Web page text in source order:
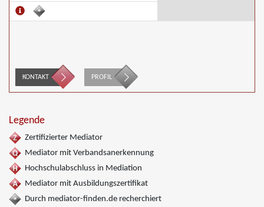
KONTAKT PROFIL
Legende
Zertifizierter Mediator
Mediator mit Verbandsanerkennung
Hochschulabschluss in Mediation
Mediator mit Ausbildungszertifikat
Durch mediator-finden.de recherchiert